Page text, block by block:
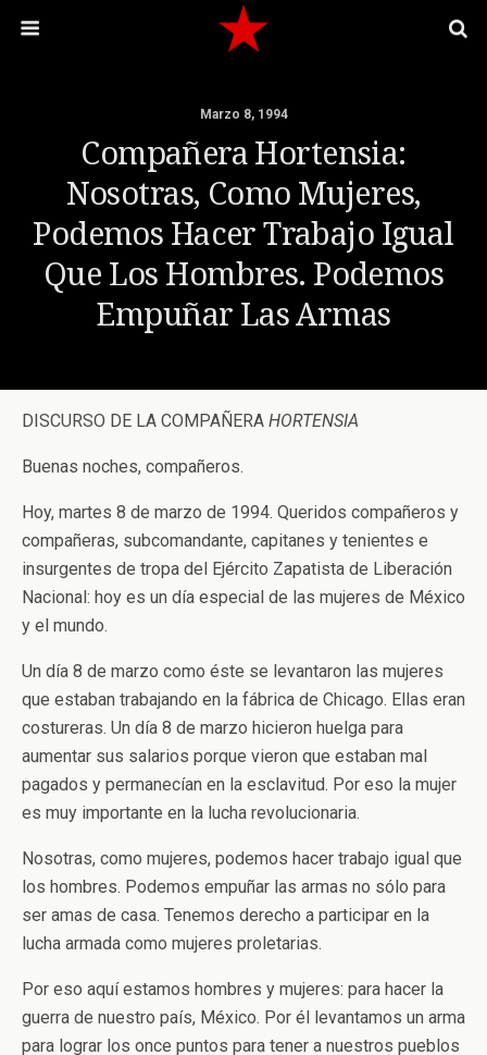
Marzo 8, 1994
Compañera Hortensia:
Nosotras, Como Mujeres,
Podemos Hacer Trabajo Igual
Que Los Hombres. Podemos
Empuñar Las Armas
DISCURSO DE LA COMPAÑERA HORTENSIA
Buenas noches, compañeros.
Hoy, martes 8 de marzo de 1994. Queridos compañeros y
compañeras, subcomandante, capitanes y tenientes e
insurgentes de tropa del Ejército Zapatista de Liberación
Nacional: hoy es un día especial de las mujeres de México
y el mundo.
Un día 8 de marzo como éste se levantaron las mujeres
que estaban trabajando en la fábrica de Chicago. Ellas eran
costureras. Un día 8 de marzo hicieron huelga para
aumentar sus salarios porque vieron que estaban mal
pagados y permanecían en la esclavitud. Por eso la mujer
es muy importante en la lucha revolucionaria.
Nosotras, como mujeres, podemos hacer trabajo igual que
los hombres. Podemos empuñar las armas no sólo para
ser amas de casa. Tenemos derecho a participar en la
lucha armada como mujeres proletarias.
Por eso aquí estamos hombres y mujeres: para hacer la
guerra de nuestro país, México. Por él levantamos un arma
para lograr los once puntos para tener a nuestros pueblos